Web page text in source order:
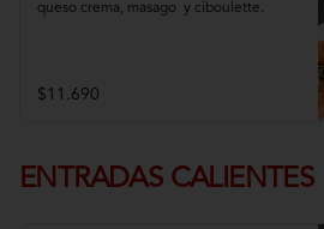
queso crema, masago  y ciboulette.
$11.690
ENTRADAS CALIENTES